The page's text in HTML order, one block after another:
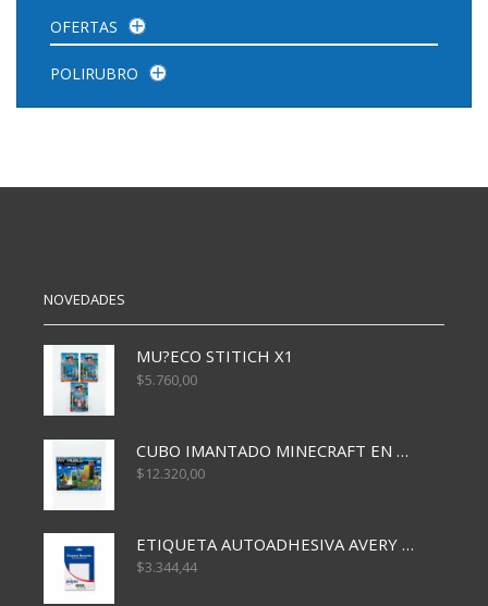
OFERTAS
POLIRUBRO
NOVEDADES
MU?ECO STITICH X1
$5.760,00
CUBO IMANTADO MINECRAFT EN CAJA x32 PCS
$12.320,00
ETIQUETA AUTOADHESIVA AVERY 3026 30H 20 X 70
$3.344,44